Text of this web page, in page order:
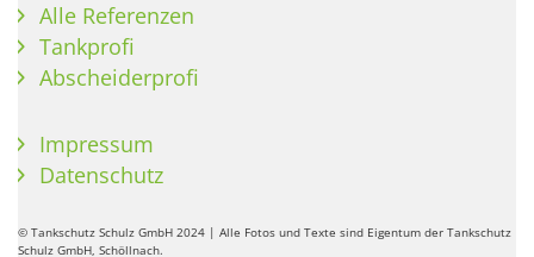
Alle Referenzen
Tankprofi
Abscheiderprofi
Impressum
Datenschutz
© Tankschutz Schulz GmbH 2024 | Alle Fotos und Texte sind Eigentum der Tankschutz
Schulz GmbH, Schöllnach.